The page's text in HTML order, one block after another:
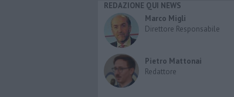
REDAZIONE QUI NEWS
Marco Migli
Direttore Responsabile
Pietro Mattonai
Redattore